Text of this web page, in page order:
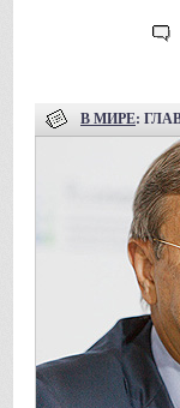
В МИРЕ: